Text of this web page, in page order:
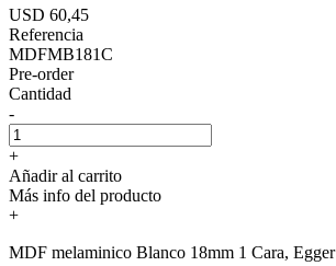
USD 60,45
Referencia
MDFMB181C
Pre-order
Cantidad
-
+
Añadir al carrito
Más info del producto
+
MDF melaminico Blanco 18mm 1 Cara, Egger